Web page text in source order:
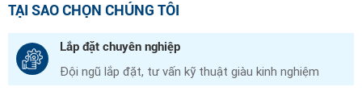
TẠI SAO CHỌN CHÚNG TÔI
Lắp đặt chuyên nghiệp
Đội ngũ lắp đặt, tư vấn kỹ thuật giàu kinh nghiệm